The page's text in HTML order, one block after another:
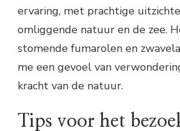
ervaring, met prachtige
omliggende natuur en de zee.
stomende fumarolen en
me een gevoel van
kracht van de natuur.
Tips voor het